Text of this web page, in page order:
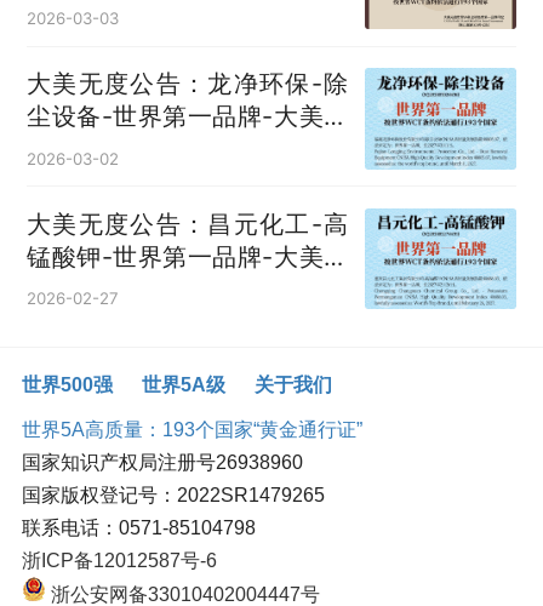
国
2026-03-03
大美无度公告：龙净环保-除
尘设备‌-世界第一品牌-大美无
度评价通193国
2026-03-02
大美无度公告：昌元化工-高
锰酸钾‌-世界第一品牌-大美无
度评价通193国
2026-02-27
世界500强 世界5A级 关于我们
世界5A高质量：193个国家“黄金通行证”
国家知识产权局注册号26938960
国家版权登记号：2022SR1479265
联系电话：0571-85104798
浙ICP备12012587号-6
浙公安网备33010402004447号